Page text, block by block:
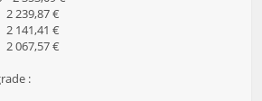
239,87 €
141,41 €
067,57 €
: